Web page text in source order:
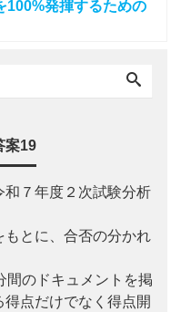
100%発揮するための
案19
７年度２次試験分析
とに、合否の分かれ
のドキュメントを掲
点だけでなく得点開